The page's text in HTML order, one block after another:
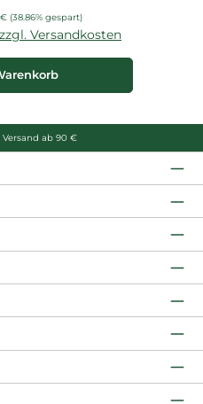
Preis:
€ (38.86% gespart)
Versandkosten
Versand ab 90 €